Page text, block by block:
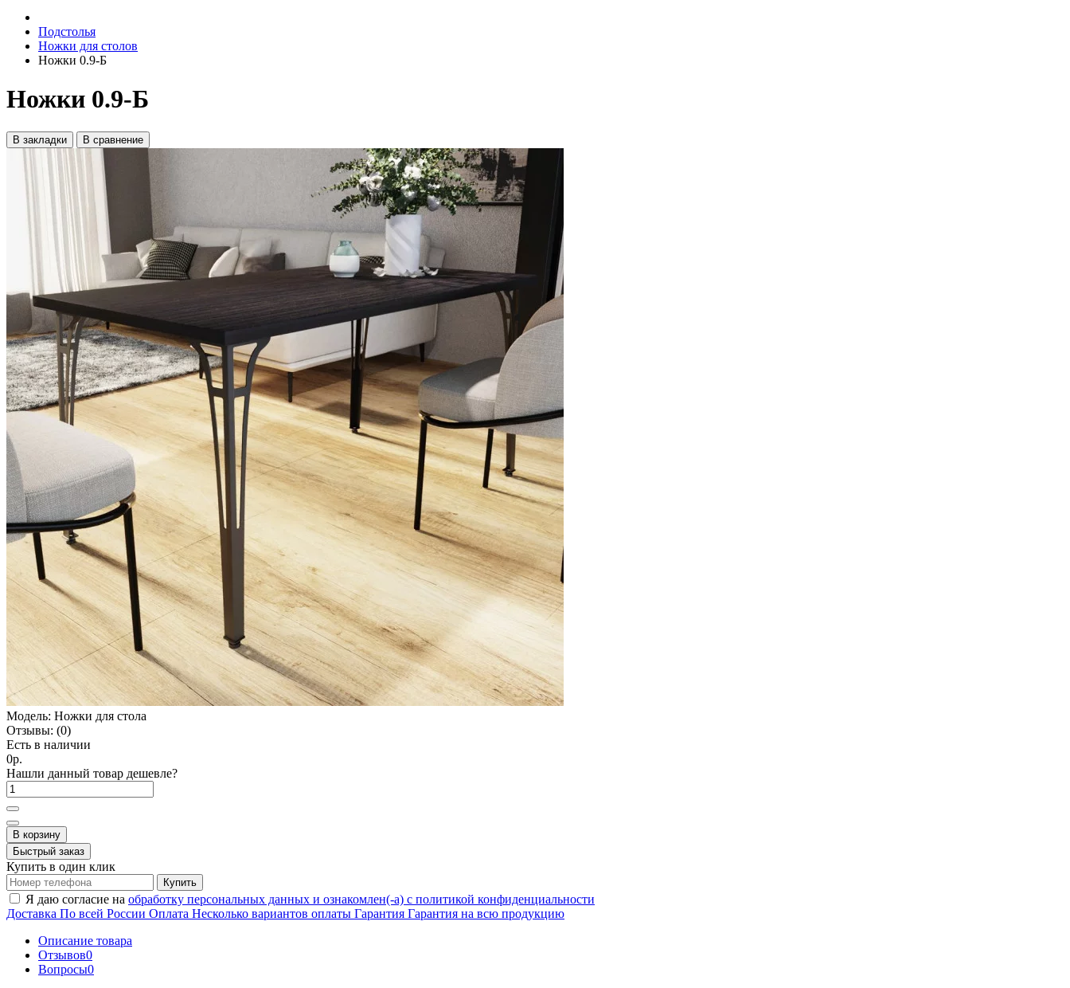
Подстолья
Ножки для столов
Ножки 0.9-Б
Ножки 0.9-Б
В закладки В сравнение
Модель: Ножки для стола
Отзывы: (0)
Есть в наличии
0р.
Нашли данный товар дешевле?
В корзину
Быстрый заказ
Купить в один клик
Купить
Я даю согласие на обработку персональных данных и ознакомлен(-а) с политикой конфиденциальности
Доставка По всей России Оплата Несколько вариантов оплаты Гарантия Гарантия на всю продукцию
Описание товара
Отзывов0
Вопросы0